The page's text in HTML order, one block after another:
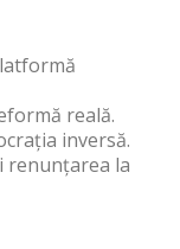
reală.
inversă.
renunțarea la